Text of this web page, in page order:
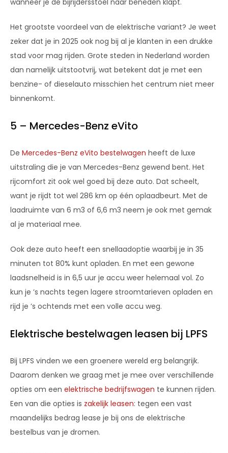
Het grootste voordeel van de elektrische variant? Je weet
zeker dat je in 2025 ook nog bij al je klanten in een drukke
stad voor mag rijden. Grote steden in Nederland worden
dan namelijk uitstootvrij, wat betekent dat je met een
benzine- of dieselauto misschien het centrum niet meer
binnenkomt.
5 – Mercedes-Benz eVito
De Mercedes-Benz eVito bestelwagen heeft de luxe
uitstraling die je van Mercedes-Benz gewend bent. Het
rijcomfort zit ook wel goed bij deze auto. Dat scheelt,
want je rijdt tot wel 286 km op één oplaadbeurt. Met de
laadruimte van 6 m3 of 6,6 m3 neem je ook met gemak
al je materiaal mee.
Ook deze auto heeft een snellaadoptie waarbij je in 35
minuten tot 80% kunt opladen. En met een gewone
laadsnelheid is in 6,5 uur je accu weer helemaal vol. Zo
kun je ’s nachts tegen lagere stroomtarieven opladen en
rijd je ’s ochtends met een volle accu weg.
Elektrische bestelwagen leasen bij LPFS
Bij LPFS vinden we een groenere wereld erg belangrijk.
Daarom denken we graag met je mee over verschillende
opties om een elektrische bedrijfswagen te kunnen rijden.
Een van die opties is zakelijk leasen: tegen een vast
maandelijks bedrag lease je bij ons de elektrische
bestelbus van je dromen.